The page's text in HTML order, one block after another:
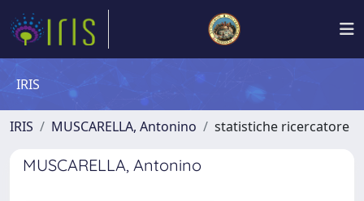
IRIS
IRIS MUSCARELLA, Antonino statistiche ricercatore
MUSCARELLA, Antonino